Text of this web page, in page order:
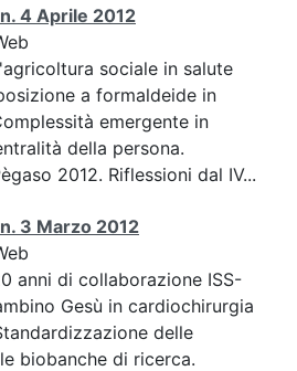
4 Aprile 2012
sociale in salute
a formaldeide in
emergente in
della persona.
2012. Riflessioni dal IV...
3 Marzo 2012
anni di collaborazione ISS-
Gesù in cardiochirurgia
delle
biobanche di ricerca.